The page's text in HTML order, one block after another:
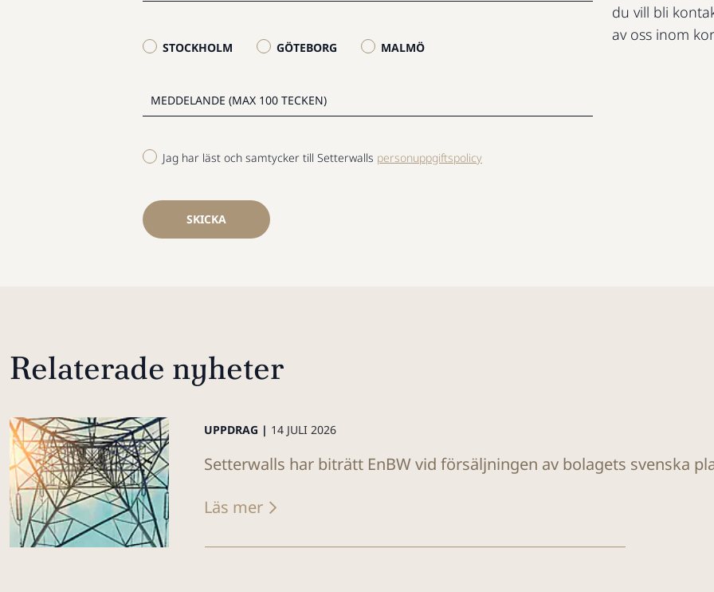
STOCKHOLM GÖTEBORG MALMÖ
Jag har läst och samtycker till Setterwalls personuppgiftspolicy
SKICKA
du vill bli
av oss inom
Relaterade nyheter
UPPDRAG | 14 JULI 2026
Setterwalls har biträtt EnBW vid försäljningen av bolagets svenska
Läs mer